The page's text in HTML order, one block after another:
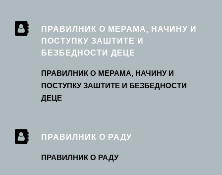
ПРАВИЛНИК О МЕРАМА, НАЧИНУ И
ПОСТУПКУ ЗАШТИТЕ И
БЕЗБЕДНОСТИ ДЕЦЕ
ПРАВИЛНИК О МЕРАМА, НАЧИНУ И
ПОСТУПКУ ЗАШТИТЕ И БЕЗБЕДНОСТИ
ДЕЦЕ
ПРАВИЛНИК О РАДУ
ПРАВИЛНИК О РАДУ